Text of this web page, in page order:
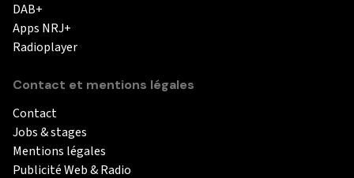
DAB+
Apps NRJ+
Radioplayer
Contact et mentions légales
Contact
Jobs & stages
Mentions légales
Publicité Web & Radio